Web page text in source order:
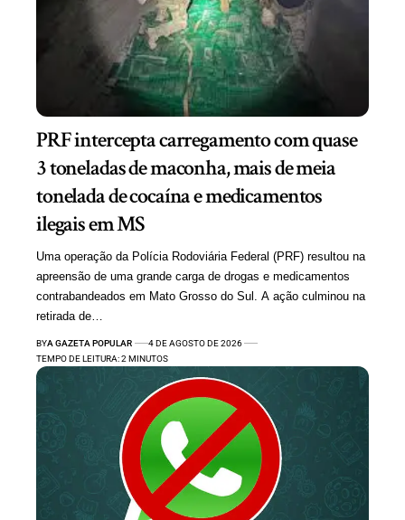
PRF intercepta carregamento com quase
3 toneladas de maconha, mais de meia
tonelada de cocaína e medicamentos
ilegais em MS
Uma operação da Polícia Rodoviária Federal (PRF) resultou na
apreensão de uma grande carga de drogas e medicamentos
contrabandeados em Mato Grosso do Sul. A ação culminou na
retirada de…
BYA GAZETA POPULAR
4 DE AGOSTO DE 2026
TEMPO DE LEITURA: 2 MINUTOS